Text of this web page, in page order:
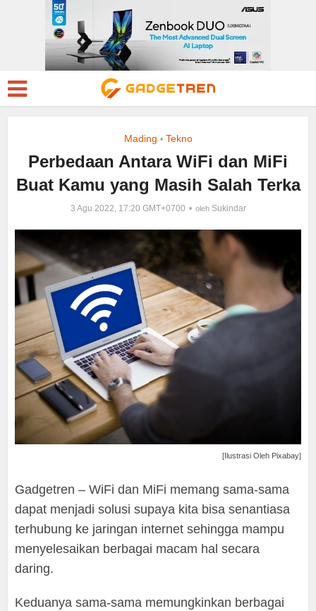
Mading • Tekno
Perbedaan Antara WiFi dan MiFi
Buat Kamu yang Masih Salah Terka
3 Agu 2022, 17:20 GMT+0700 oleh Sukindar
[Ilustrasi Oleh Pixabay]
Gadgetren – WiFi dan MiFi memang sama-sama
dapat menjadi solusi supaya kita bisa senantiasa
terhubung ke jaringan internet sehingga mampu
menyelesaikan berbagai macam hal secara
daring.
Keduanya sama-sama memungkinkan berbagai